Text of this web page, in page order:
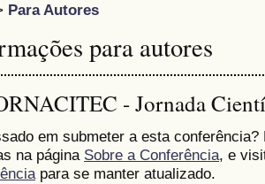
Para Autores
para autores
- Jornada
em submeter a esta
na página Sobre a Conferência, e
para se manter atualizado.